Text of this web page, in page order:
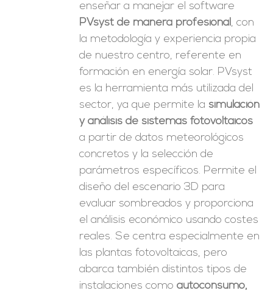
enseñar a manejar el software
PVsyst de manera profesional, con
la metodología y experiencia propia
de nuestro centro, referente en
formación en energía solar. PVsyst
es la herramienta más utilizada del
sector, ya que permite la simulación
y análisis de sistemas fotovoltaicos
a partir de datos meteorológicos
concretos y la selección de
parámetros específicos. Permite el
diseño del escenario 3D para
evaluar sombreados y proporciona
el análisis económico usando costes
reales. Se centra especialmente en
las plantas fotovoltaicas, pero
abarca también distintos tipos de
instalaciones comoautoconsumo,